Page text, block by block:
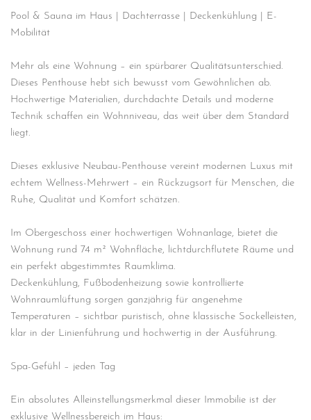
Pool & Sauna im Haus | Dachterrasse | Deckenkühlung | E-
Mobilität
Mehr als eine Wohnung – ein spürbarer Qualitätsunterschied.
Dieses Penthouse hebt sich bewusst vom Gewöhnlichen ab.
Hochwertige Materialien, durchdachte Details und moderne
Technik schaffen ein Wohnniveau, das weit über dem Standard
liegt.
Dieses exklusive Neubau-Penthouse vereint modernen Luxus mit
echtem Wellness-Mehrwert – ein Rückzugsort für Menschen, die
Ruhe, Qualität und Komfort schätzen.
Im Obergeschoss einer hochwertigen Wohnanlage, bietet die
Wohnung rund 74 m² Wohnfläche, lichtdurchflutete Räume und
ein perfekt abgestimmtes Raumklima.
Deckenkühlung, Fußbodenheizung sowie kontrollierte
Wohnraumlüftung sorgen ganzjährig für angenehme
Temperaturen – sichtbar puristisch, ohne klassische Sockelleisten,
klar in der Linienführung und hochwertig in der Ausführung.
Spa-Gefühl – jeden Tag
Ein absolutes Alleinstellungsmerkmal dieser Immobilie ist der
exklusive Wellnessbereich im Haus: